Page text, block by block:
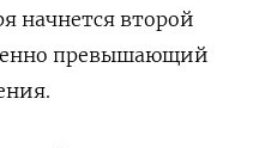
начнется второй
превышающий